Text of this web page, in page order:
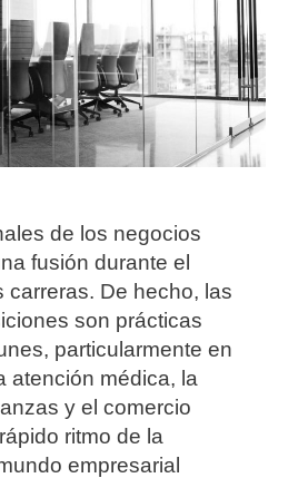
de los negocios
fusión durante el
carreras. De hecho, las
son prácticas
particularmente en
atención médica, la
y el comercio
ritmo de la
empresarial